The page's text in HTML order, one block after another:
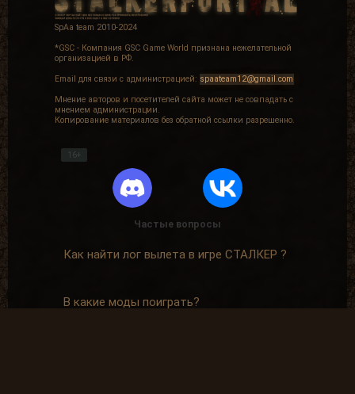
SpAa team 2010-2024
*GSC - Компания GSC Game World признана нежелательной
организацией в РФ.
Email для связи с администрацией: spaateam12@gmail.com
Мнение авторов и посетителей сайта может не совпадать с
мнением администрации.
Копирование материалов без обратной ссылки разрешенно.
16+
Частые вопросы
Как найти лог вылета в игре СТАЛКЕР ?
В какие моды поиграть?